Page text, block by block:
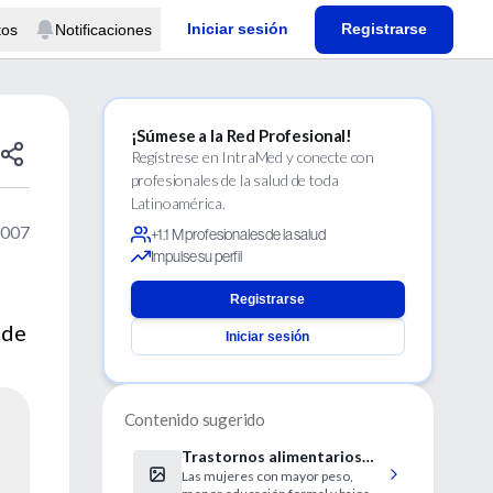
Notificaciones Iniciar sesión Registrarse
¡Súmese a la Red Profesional!
Regístrese en IntraMed y conecte con
profesionales de la salud de toda
Latinoamérica.
+1.1 M profesionales de la salud
Impulse su perfil
Registrarse
Iniciar sesión
Contenido sugerido
Trastornos alimentarios
compulsivos en
Las mujeres con mayor peso,